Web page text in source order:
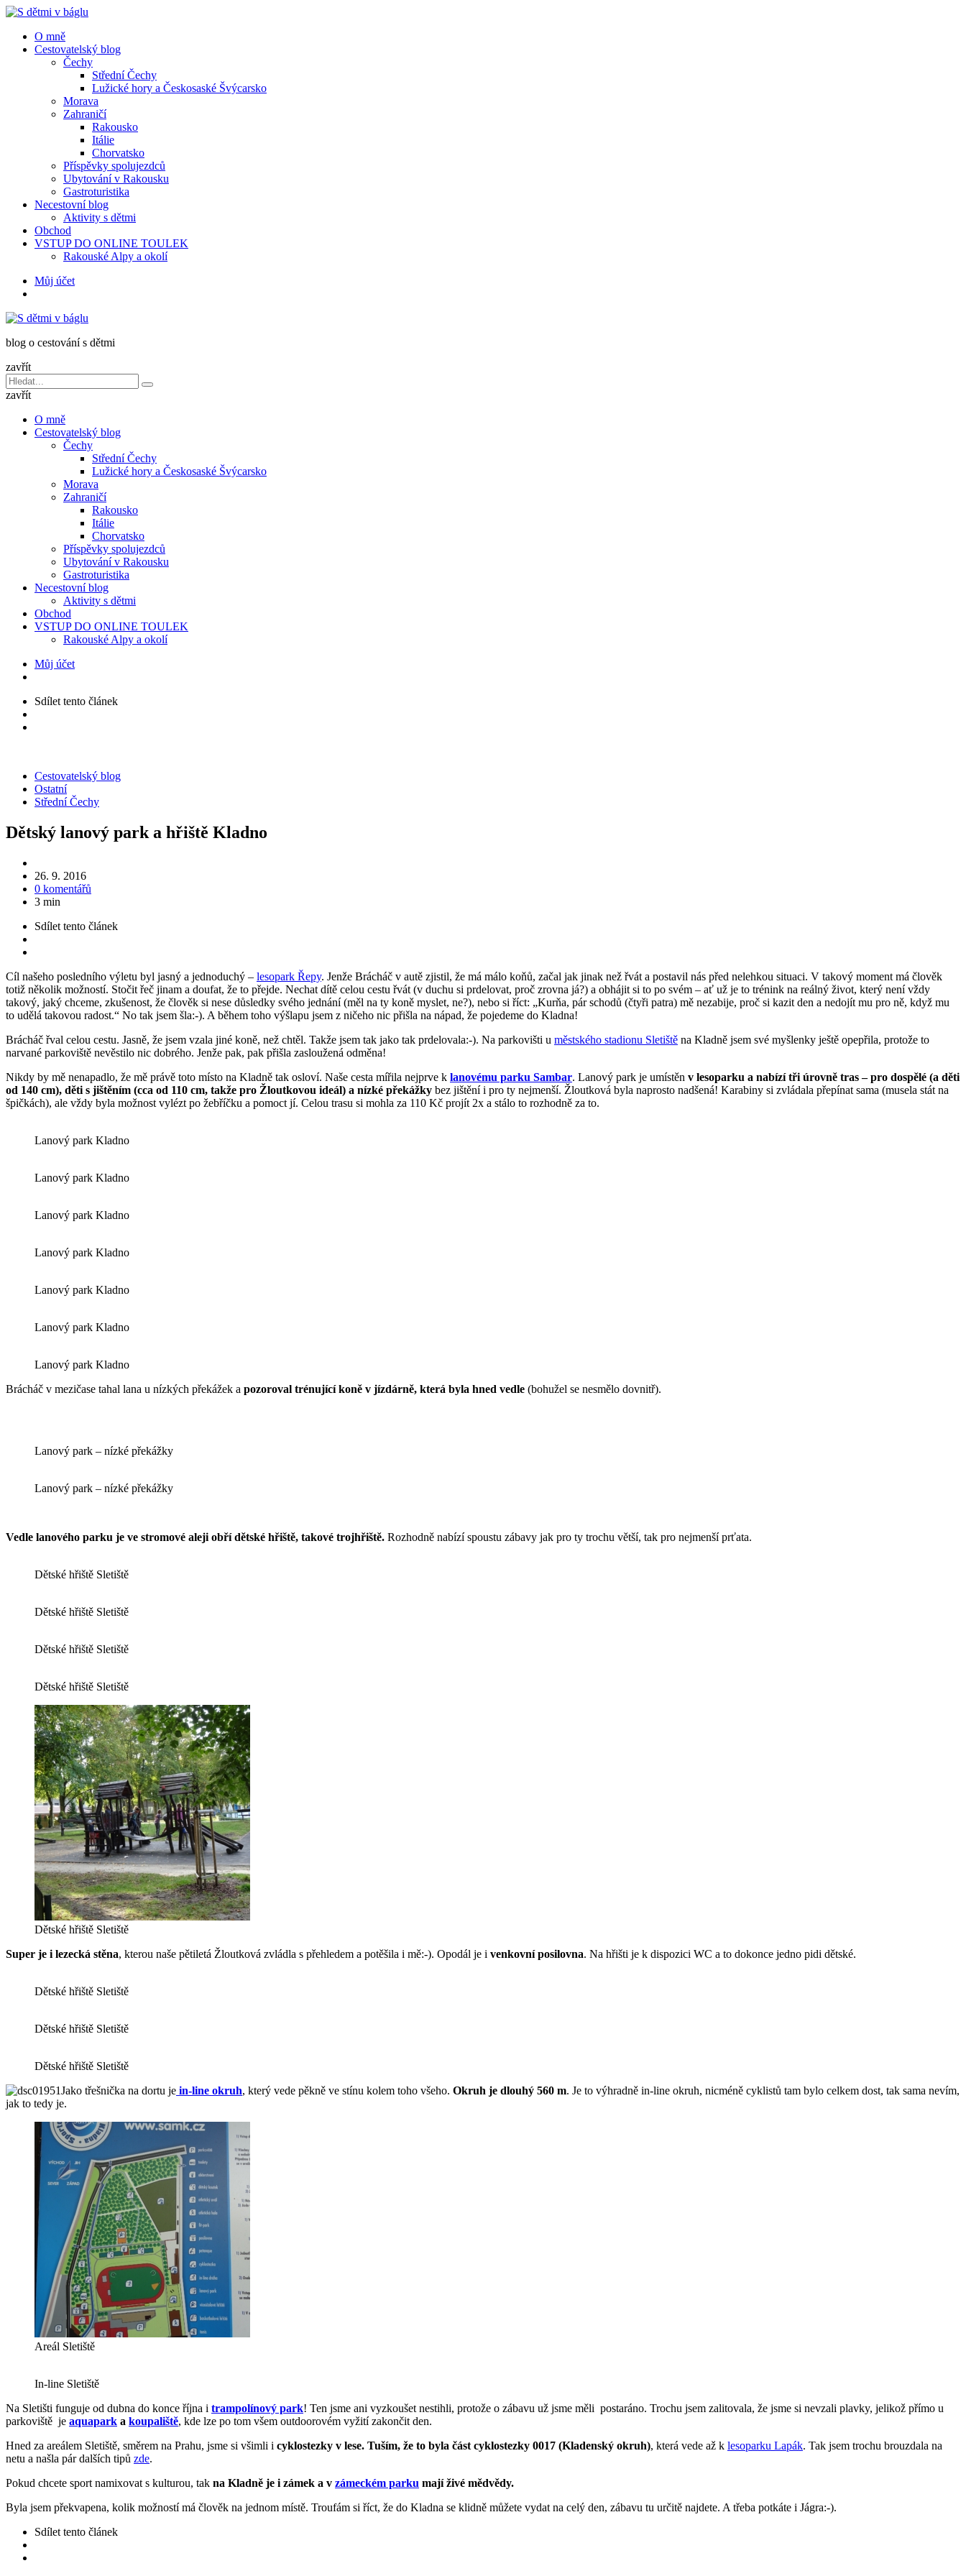
Menu
Menu
O mně
Cestovatelský blog
Čechy
Střední Čechy
Lužické hory a Českosaské Švýcarsko
Morava
Zahraničí
Rakousko
Itálie
Chorvatsko
Příspěvky spolujezdců
Ubytování v Rakousku
Gastroturistika
Necestovní blog
Aktivity s dětmi
Obchod
VSTUP DO ONLINE TOULEK
Rakouské Alpy a okolí
HledatMůj účet
v
blog o cestování s dětmi
zavřít
Vyhledávání
pro:
Hledat
zavřít
O mně
Cestovatelský blog
Čechy
Střední Čechy
Lužické hory a Českosaské Švýcarsko
Morava
Zahraničí
Rakousko
Itálie
Chorvatsko
Příspěvky spolujezdců
Ubytování v Rakousku
Gastroturistika
Necestovní blog
Aktivity s dětmi
Obchod
VSTUP DO ONLINE TOULEK
Rakouské Alpy a okolí
Můj účet
Sdílet tento článek
KategorieCestovatelský blog
Ostatní
Střední Čechy
Dětský lanový park a hřiště Kladno
26. 9. 2016
0 komentářů
3 min
Sdílet tento článek
Cíl našeho posledního výletu byl jasný a jednoduchý – lesopark Řepy. Jenže Brácháč v autě zjistil, že má málo koňů, začal jak jinak než řvát a postavil nás před nelehkou situaci. V takový moment má člověk
totiž několik možností. Stočit řeč jinam a doufat, že to přejde. Nechat dítě celou cestu řvát (v duchu si prdelovat, proč zrovna já?) a obhájit si to po svém – ať už je to trénink na reálný život, který není vždy
takový, jaký chceme, zkušenost, že člověk si nese důsledky svého jednání (měl na ty koně myslet, ne?), nebo si říct: „Kurňa, pár schodů (čtyři patra) mě nezabije, proč si kazit den a nedojít mu pro ně, když mu
to udělá takovou radost.“ No tak jsem šla:-). A během toho výšlapu jsem z ničeho nic přišla na nápad, že pojedeme do Kladna!
Brácháč řval celou cestu. Jasně, že jsem vzala jiné koně, než chtěl. Takže jsem tak jako tak prdelovala:-). Na parkovišti u městského stadionu Sletiště na Kladně jsem své myšlenky ještě opepřila, protože to
narvané parkoviště nevěstilo nic dobrého. Jenže pak, pak přišla zasloužená odměna!
Nikdy by mě nenapadlo, že mě právě toto místo na Kladně tak osloví. Naše cesta mířila nejprve k lanovému parku Sambar. Lanový park je umístěn v lesoparku a nabízí tři úrovně tras – pro dospělé (a děti
od 140 cm), děti s jištěním (cca od 110 cm, takže pro Žloutkovou ideál) a nízké překážky bez jištění i pro ty nejmenší. Žloutková byla naprosto nadšená! Karabiny si zvládala přepínat sama (musela stát na
špičkách), ale vždy byla možnost vylézt po žebříčku a pomoct jí. Celou trasu si mohla za 110 Kč projít 2x a stálo to rozhodně za to.
Lanový park Kladno
Lanový park Kladno
Lanový park Kladno
Lanový park Kladno
Lanový park Kladno
Lanový park Kladno
Lanový park Kladno
Brácháč v mezičase tahal lana u nízkých překážek a pozoroval trénující koně v jízdárně, která byla hned vedle (bohužel se nesmělo dovnitř).
Lanový park – nízké překážky
Lanový park – nízké překážky
Vedle lanového parku je ve stromové aleji obří dětské hřiště, takové trojhřiště. Rozhodně nabízí spoustu zábavy jak pro ty trochu větší, tak pro nejmenší prťata.
Dětské hřiště Sletiště
Dětské hřiště Sletiště
Dětské hřiště Sletiště
Dětské hřiště Sletiště
Dětské hřiště Sletiště
Super je i lezecká stěna, kterou naše pětiletá Žloutková zvládla s přehledem a potěšila i mě:-). Opodál je i venkovní posilovna. Na hřišti je k dispozici WC a to dokonce jedno pidi dětské.
Dětské hřiště Sletiště
Dětské hřiště Sletiště
Dětské hřiště Sletiště
Jako třešnička na dortu je in-line okruh, který vede pěkně ve stínu kolem toho všeho. Okruh je dlouhý 560 m. Je to výhradně in-line okruh, nicméně cyklistů tam bylo celkem dost, tak sama nevím,
jak to tedy je.
Areál Sletiště
In-line Sletiště
Na Sletišti funguje od dubna do konce října i trampolínový park! Ten jsme ani vyzkoušet nestihli, protože o zábavu už jsme měli postaráno. Trochu jsem zalitovala, že jsme si nevzali plavky, jelikož přímo u
parkoviště je aquapark a koupaliště, kde lze po tom všem outdoorovém vyžití zakončit den.
Hned za areálem Sletiště, směrem na Prahu, jsme si všimli i cyklostezky v lese. Tuším, že to byla část cyklostezky 0017 (Kladenský okruh), která vede až k lesoparku Lapák. Tak jsem trochu brouzdala na
netu a našla pár dalších tipů zde.
Pokud chcete sport namixovat s kulturou, tak na Kladně je i zámek a v zámeckém parku mají živé mědvědy.
Byla jsem překvapena, kolik možností má člověk na jednom místě. Troufám si říct, že do Kladna se klidně můžete vydat na celý den, zábavu tu určitě najdete. A třeba potkáte i Jágra:-).
Sdílet tento článek